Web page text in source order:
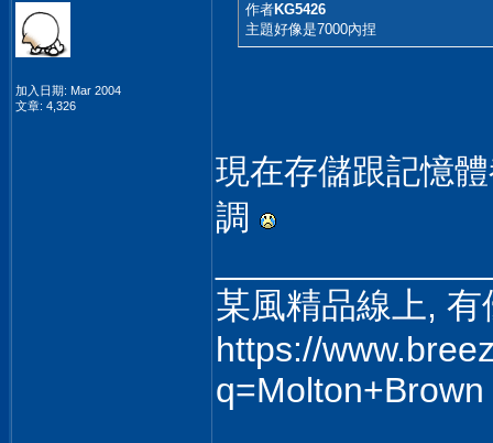
加入日期: Mar 2004
文章: 4,326
作者KG5426
主題好像是7000內捏
現在存儲跟記憶
調
某風精品線上, 有
https://
q=Molton+Brown